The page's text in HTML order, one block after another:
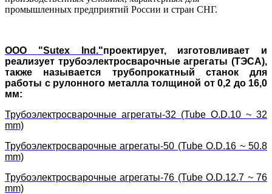
промышленных предприятий России и стран СНГ.
ООО "Sutex Ind."проектирует, изготовливает и
реализует трубоэлектросварочные агрегаты (ТЭСА),
также называется трубопрокатный станок для
работы с рулонного металла толщиной от 0,2 до 16,0
мм:
Трубоэлектросварочные агрегаты-32 (Tube O.D.10 ~ 32
mm)
Трубоэлектросварочные агрегаты-50 (Tube O.D.16 ~ 50.8
mm)
Трубоэлектросварочные агрегаты-76 (Tube O.D.12.7 ~ 76
mm)